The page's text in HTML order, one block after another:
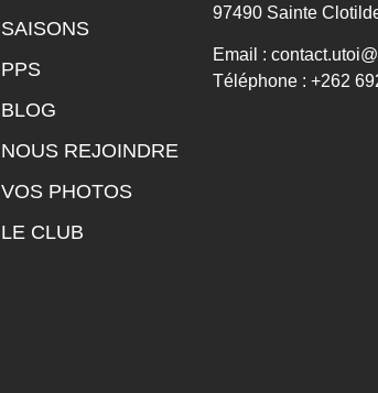
SAISONS
PPS
BLOG
NOUS REJOINDRE
VOS PHOTOS
LE CLUB
97490 Sainte
Email :
Téléphone : +262